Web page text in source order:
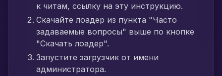
к читам, ссылку на эту инструкцию.
Скачайте лоадер из пункта "Часто
задаваемые вопросы" выше по кнопке
"Скачать лоадер".
Запустите загрузчик от имени
администратора.